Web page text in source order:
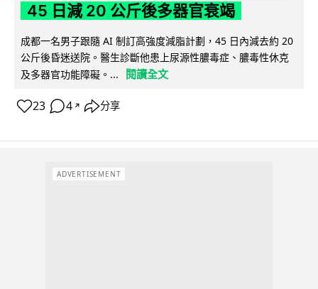
45 日減 20 公斤後多器官衰竭
成都一名男子跟隨 AI 制訂高強度減脂計劃，45 日內減去約 20
公斤後昏迷送院。醫生診斷他患上尿源性膿毒症、膿毒性休克
及多器官功能障礙。...
閱讀全文
23 4 ↗ 分享
ADVERTISEMENT